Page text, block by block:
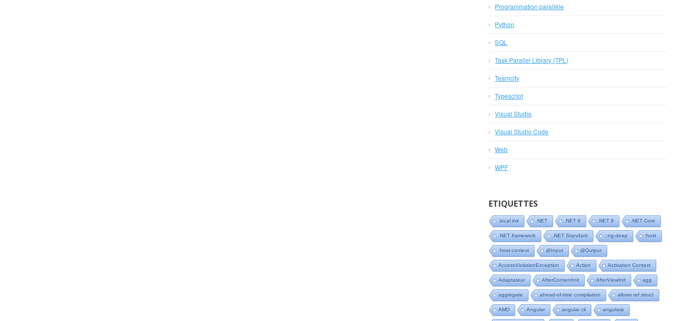
Programmation parallèle
Python
SQL
Task Parallel Library (TPL)
Teamcity
Typescript
Visual Studio
Visual Studio Code
Web
WPF
ETIQUETTES
.local init .NET .NET 6 .NET 9 .NET Core
.NET framework .NET Standard ::ng-deep :host
:host-context @Input @Output
AccessViolationException Action Activation Context
Adaptateur AfterContentInit AfterViewInit agg
aggregate ahead-of-time compilation allows ref struct
AMD Angular angular cli angularjs